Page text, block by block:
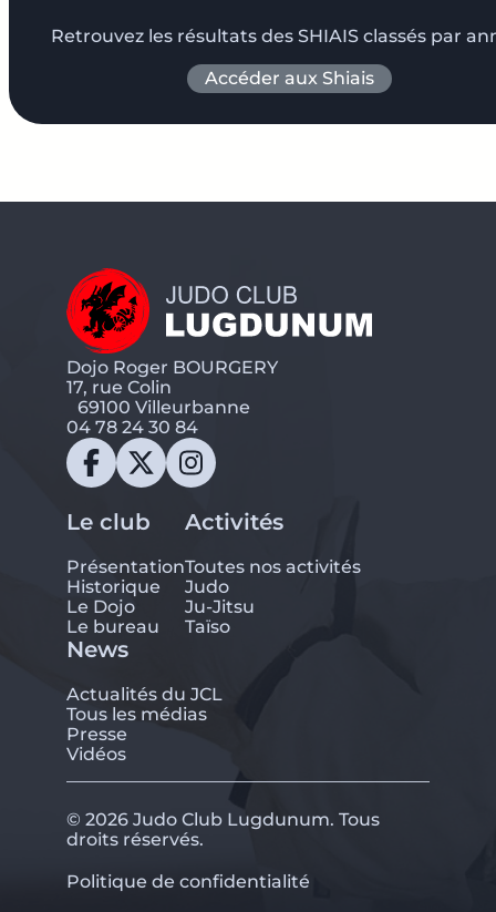
Retrouvez les résultats des SHIAIS classés par
Accéder aux Shiais
Dojo Roger BOURGERY
17, rue Colin
69100 Villeurbanne
04 78 24 30 84
Le club
Présentation
Historique
Le Dojo
Le bureau
Activités
Toutes nos activités
Judo
Ju-Jitsu
Taïso
News
Actualités du JCL
Tous les médias
Presse
Vidéos
© 2026 Judo Club Lugdunum. Tous
droits réservés.
Politique de confidentialité